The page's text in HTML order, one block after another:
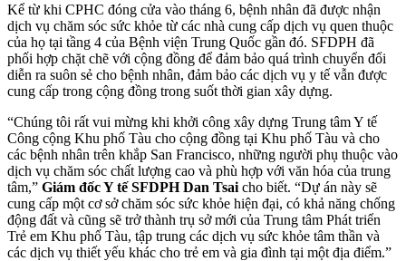
Kể từ khi CPHC đóng cửa vào tháng 6, bệnh nhân đã được nhận
dịch vụ chăm sóc sức khỏe từ các nhà cung cấp dịch vụ quen thuộc
của họ tại tầng 4 của Bệnh viện Trung Quốc gần đó. SFDPH đã
phối hợp chặt chẽ với cộng đồng để đảm bảo quá trình chuyển đổi
diễn ra suôn sẻ cho bệnh nhân, đảm bảo các dịch vụ y tế vẫn được
cung cấp trong cộng đồng trong suốt thời gian xây dựng.
“Chúng tôi rất vui mừng khi khởi công xây dựng Trung tâm Y tế
Công cộng Khu phố Tàu cho cộng đồng tại Khu phố Tàu và cho
các bệnh nhân trên khắp San Francisco, những người phụ thuộc vào
dịch vụ chăm sóc chất lượng cao và phù hợp với văn hóa của trung
tâm,” Giám đốc Y tế SFDPH Dan Tsai cho biết. “Dự án này sẽ
cung cấp một cơ sở chăm sóc sức khỏe hiện đại, có khả năng chống
động đất và cũng sẽ trở thành trụ sở mới của Trung tâm Phát triển
Trẻ em Khu phố Tàu, tập trung các dịch vụ sức khỏe tâm thần và
các dịch vụ thiết yếu khác cho trẻ em và gia đình tại một địa điểm.”